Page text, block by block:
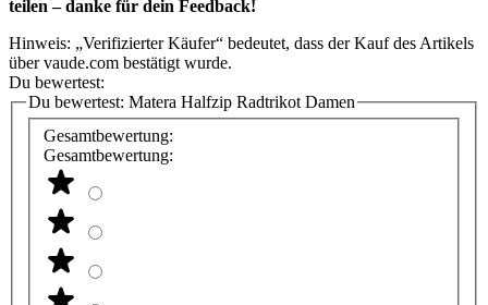
teilen – danke für dein Feedback!
Hinweis: „Verifizierter Käufer“ bedeutet, dass der Kauf des Artikels
über vaude.com bestätigt wurde.
Du bewertest:
Du bewertest: Matera Halfzip Radtrikot Damen
Gesamtbewertung:
Gesamtbewertung: